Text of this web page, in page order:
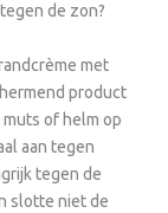
de zon?
met
product
of helm op
aan tegen
tegen de
slotte niet de